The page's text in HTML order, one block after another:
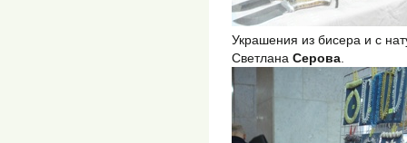
Украшения из бисера и с
Светлана Серова